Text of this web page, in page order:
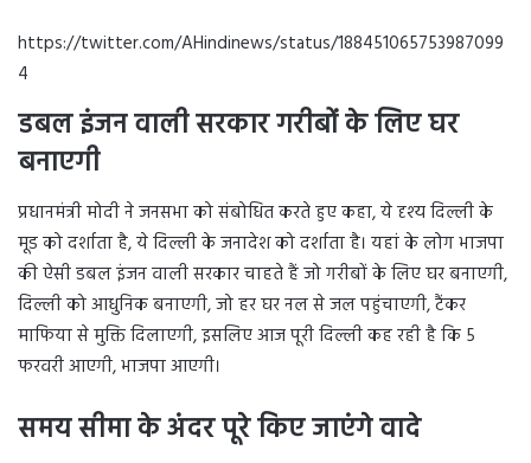
https://twitter.com/AHindinews/status/188451065753987099
4
डबल इंजन वाली सरकार गरीबों के लिए घर
बनाएगी
प्रधानमंत्री मोदी ने जनसभा को संबोधित करते हुए कहा, ये दृश्य दिल्ली के
मूड को दर्शाता है, ये दिल्ली के जनादेश को दर्शाता है। यहां के लोग भाजपा
की ऐसी डबल इंजन वाली सरकार चाहते हैं जो गरीबों के लिए घर बनाएगी,
दिल्ली को आधुनिक बनाएगी, जो हर घर नल से जल पहुंचाएगी, टैंकर
माफिया से मुक्ति दिलाएगी, इसलिए आज पूरी दिल्ली कह रही है कि 5
फरवरी आएगी, भाजपा आएगी।
समय सीमा के अंदर पूरे किए जाएंगे वादे